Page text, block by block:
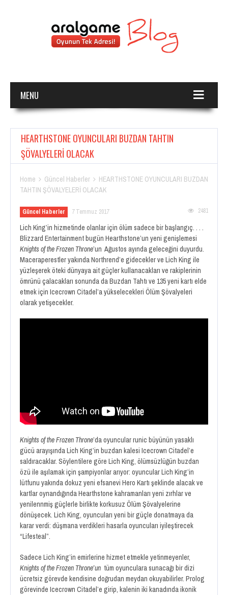
MENU
HEARTHSTONE OYUNCULARI BUZDAN TAHTIN
ŞÖVALYELERİ OLACAK
Home  Güncel Haberler  HEARTHSTONE OYUNCULARI BUZDAN
TAHTIN ŞÖVALYELERİ OLACAK
Güncel Haberler 7 Temmuz 2017 2481
Lich King’in hizmetinde olanlar için ölüm sadece bir başlangıç. . . .
Blizzard Entertainment bugün Hearthstone’un yeni genişlemesi
Knights of the Frozen Throne’un Ağustos ayında geleceğini duyurdu.
Maceraperestler yakında Northrend’e gidecekler ve Lich King ile
yüzleşerek öteki dünyaya ait güçler kullanacakları ve rakiplerinin
ömrünü çalacakları sonunda da Buzdan Tahtı ve 135 yeni kartı elde
etmek için Icecrown Citadel’a yükselecekleri Ölüm Şövalyeleri
olarak yetişecekler.
Knights of the Frozen Throne’da oyuncular runic büyünün yasaklı
gücü arayışında Lich King’in buzdan kalesi Icecrown Citadel’e
saldıracaklar. Söylentilere göre Lich King, ölümsüzlüğün buzdan
özü ile aşılamak için şampiyonlar arıyor: oyuncular Lich King’in
lütfunu yakında dokuz yeni efsanevi Hero Kartı şeklinde alacak ve
kartlar oynandığında Hearthstone kahramanları yeni zırhlar ve
yenilennmiş güçlerle birlikte korkusuz Ölüm Şövalyelerine
dönüşecek. Lich King, oyuncuları yeni bir güçle donatmaya da
karar verdi: düşmana verdikleri hasarla oyuncuları iyileştirecek
“Lifesteal”.
Sadece Lich King’in emirlerine hizmet etmekle yetinmeyenler,
Knights of the Frozen Throne’un tüm oyunculara sunacağı bir dizi
ücretsiz görevde kendisine doğrudan meydan okuyabilirler. Prolog
görevinde Icecrown Citadel’e girip, kalenin iki kanadında ikonik